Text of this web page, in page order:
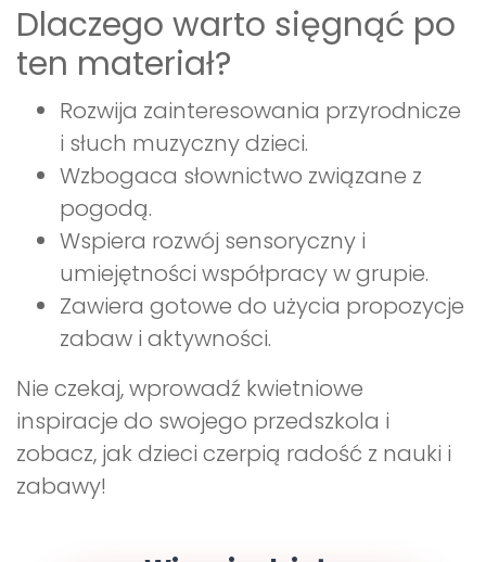
Dlaczego warto sięgnąć po
ten materiał?
Rozwija zainteresowania przyrodnicze
i słuch muzyczny dzieci.
Wzbogaca słownictwo związane z
pogodą.
Wspiera rozwój sensoryczny i
umiejętności współpracy w grupie.
Zawiera gotowe do użycia propozycje
zabaw i aktywności.
Nie czekaj, wprowadź kwietniowe
inspiracje do swojego przedszkola i
zobacz, jak dzieci czerpią radość z nauki i
zabawy!